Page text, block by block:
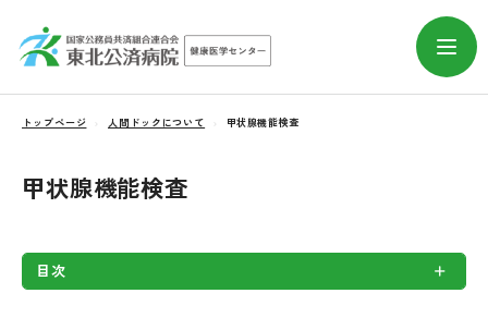
トップページ 人間ドックについて 甲状腺機能検査
甲状腺機能検査
目次